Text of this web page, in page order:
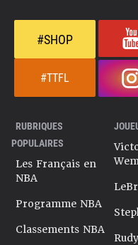
#SHOP
#TTFL
RUBRIQUES
POPULAIRES
Les Français en
NBA
Programme NBA
Classements NBA